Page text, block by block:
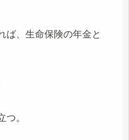
ば、生命保険の年金と
つ。